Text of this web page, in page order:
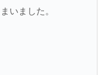
いました。